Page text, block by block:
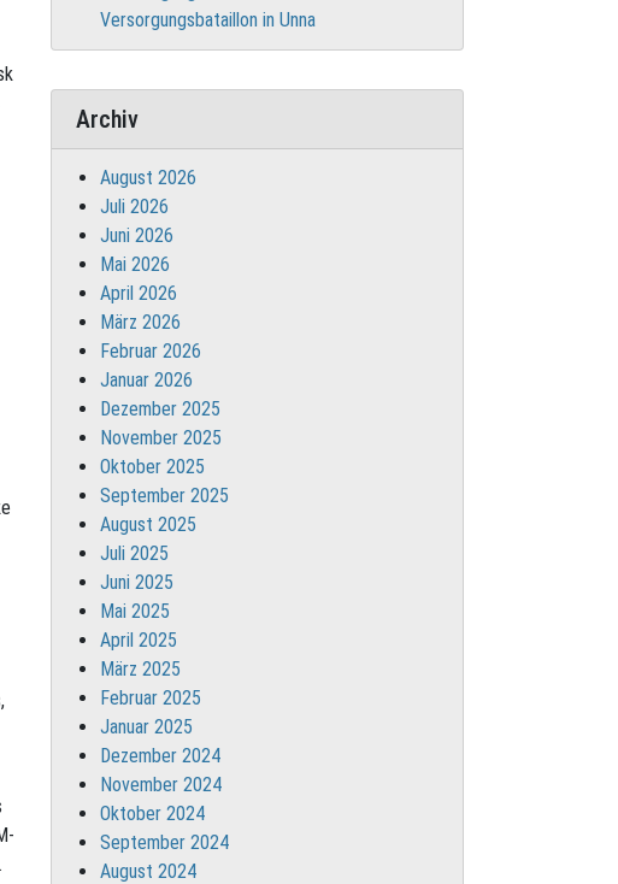
Versorgungsbataillon in Unna
Archiv
August 2026
Juli 2026
Juni 2026
Mai 2026
April 2026
März 2026
Februar 2026
Januar 2026
Dezember 2025
November 2025
Oktober 2025
September 2025
August 2025
Juli 2025
Juni 2025
Mai 2025
April 2025
März 2025
Februar 2025
Januar 2025
Dezember 2024
November 2024
Oktober 2024
September 2024
August 2024